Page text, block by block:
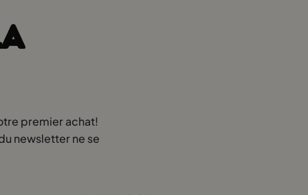
les histoires racontées par leurs éducatrices.
enchantées, de fées et de prairies magiques.
premier achat!
newsletter ne se